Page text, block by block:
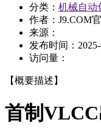
分类： 机械自动
作者：J9.COM
来源：
发布时间：
访问量：
【概要描述】
首制